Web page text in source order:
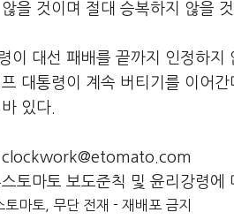
을 것이며 절대 승복하지 않을
이 대선 패배를 끝까지 인정하
대통령이 계속 버티기를 이어
있다.
clockwork@etomato.com
토마토 보도준칙 및 윤리강령에
마토, 무단 전재 - 재배포 금지